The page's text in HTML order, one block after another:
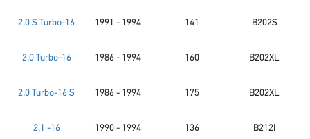
2.0 S Turbo-16 1991 - 1994 141 B202S
2.0 Turbo-16 1986 - 1994 160 B202XL
2.0 Turbo-16 S 1986 - 1994 175 B202XL
2.1 -16 1990 - 1994 136 B212I